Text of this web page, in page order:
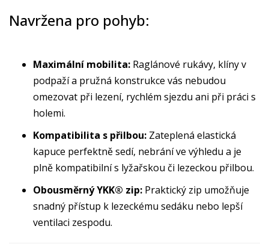
Navržena pro pohyb:
Maximální mobilita: Raglánové rukávy, klíny v
podpaží a pružná konstrukce vás nebudou
omezovat při lezení, rychlém sjezdu ani při práci s
holemi.
Kompatibilita s přilbou: Zateplená elastická
kapuce perfektně sedí, nebrání ve výhledu a je
plně kompatibilní s lyžařskou či lezeckou přilbou.
Obousměrný YKK® zip: Praktický zip umožňuje
snadný přístup k lezeckému sedáku nebo lepší
ventilaci zespodu.